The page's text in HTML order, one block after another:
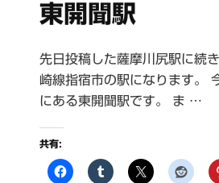
東開聞駅
先日投稿した薩摩川尻駅に続
崎線指宿市の駅になります。
にある東開聞駅です。 ま …
共有: